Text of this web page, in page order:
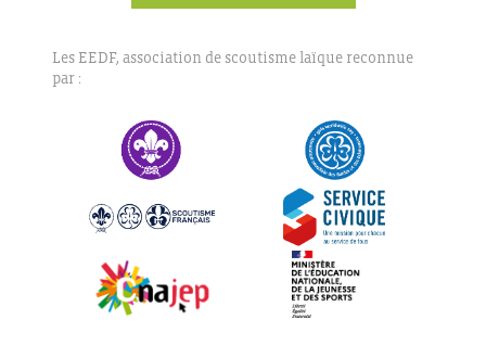
Les EEDF, association de scoutisme laïque reconnue
par :